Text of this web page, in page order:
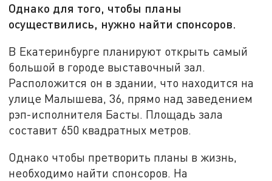
Однако для того, чтобы планы
осуществились, нужно найти спонсоров.
В Екатеринбурге планируют открыть самый
большой в городе выставочный зал.
Расположится он в здании, что находится на
улице Малышева, 36, прямо над заведением
рэп-исполнителя Басты. Площадь зала
составит 650 квадратных метров.
Однако чтобы претворить планы в жизнь,
необходимо найти спонсоров. На